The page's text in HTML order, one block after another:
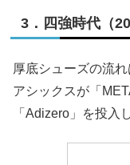
3．四強時代（
厚底シューズの流れ
アシックスが「
「Adizero」を投入